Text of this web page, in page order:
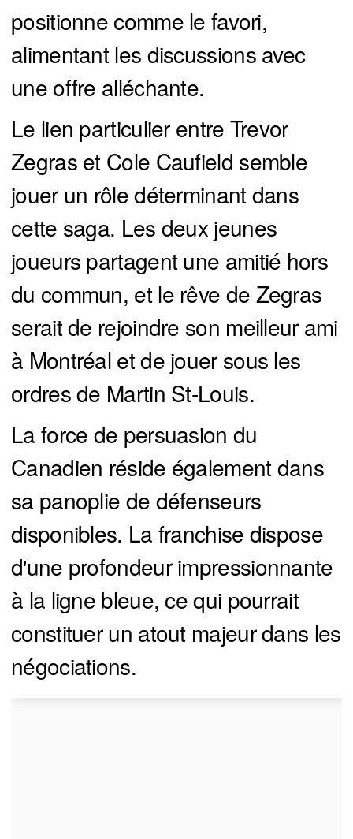
positionne comme le favori,
alimentant les discussions avec
une offre alléchante.
Le lien particulier entre Trevor
Zegras et Cole Caufield semble
jouer un rôle déterminant dans
cette saga. Les deux jeunes
joueurs partagent une amitié hors
du commun, et le rêve de Zegras
serait de rejoindre son meilleur ami
à Montréal et de jouer sous les
ordres de Martin St-Louis.
La force de persuasion du
Canadien réside également dans
sa panoplie de défenseurs
disponibles. La franchise dispose
d'une profondeur impressionnante
à la ligne bleue, ce qui pourrait
constituer un atout majeur dans les
négociations.